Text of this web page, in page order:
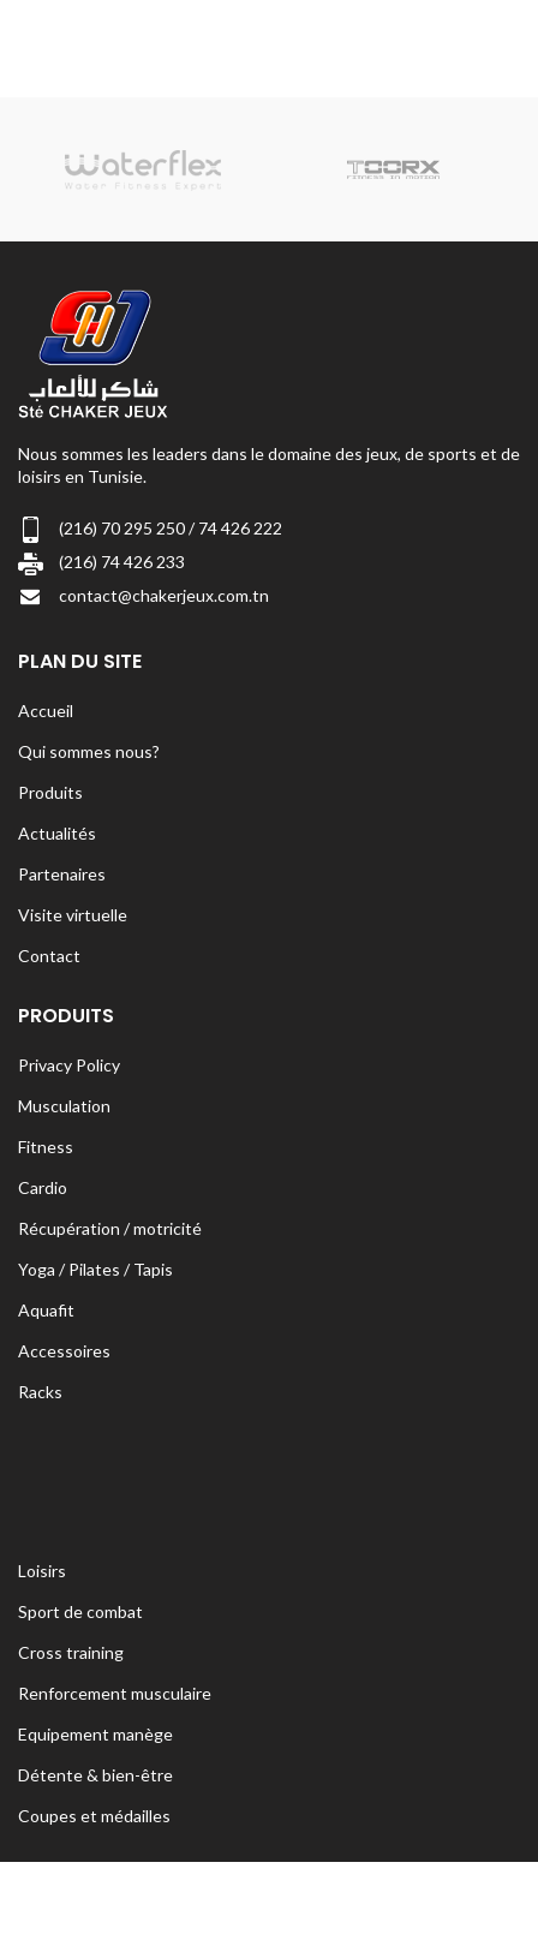
Nous sommes les leaders dans le domaine des jeux, de sports et de
loisirs en Tunisie.
(216) 70 295 250 / 74 426 222
(216) 74 426 233
contact@chakerjeux.com.tn
PLAN DU SITE
Accueil
Qui sommes nous?
Produits
Actualités
Partenaires
Visite virtuelle
Contact
PRODUITS
Privacy Policy
Musculation
Fitness
Cardio
Récupération / motricité
Yoga / Pilates / Tapis
Aquafit
Accessoires
Racks
Loisirs
Sport de combat
Cross training
Renforcement musculaire
Equipement manège
Détente & bien-être
Coupes et médailles